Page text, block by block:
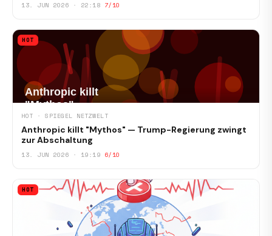
13. JUN 2026 · 22:18 7/10
HOT
HOT · SPIEGEL NETZWELT
Anthropic killt "Mythos" — Trump-Regierung zwingt
zur Abschaltung
13. JUN 2026 · 19:19 6/10
HOT